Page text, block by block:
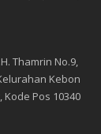
Thamrin No.9,
Kebon
Pos 10340